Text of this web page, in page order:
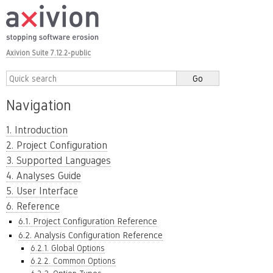
Axivion Suite 7.12.2-public
Navigation
1. Introduction
2. Project Configuration
3. Supported Languages
4. Analyses Guide
5. User Interface
6. Reference
6.1. Project Configuration Reference
6.2. Analysis Configuration Reference
6.2.1. Global Options
6.2.2. Common Options